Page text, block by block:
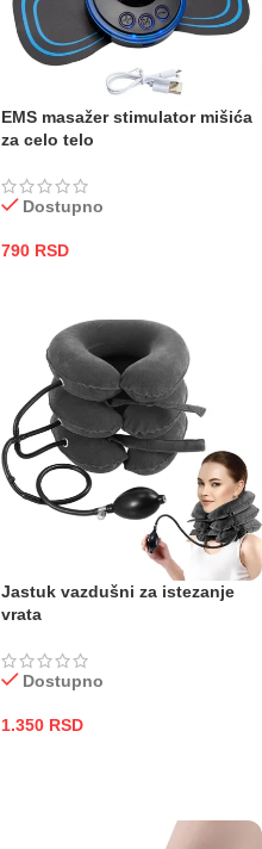
EMS masažer stimulator mišića
za celo telo
Dostupno
790 RSD
Jastuk vazdušni za istezanje
vrata
Dostupno
1.350 RSD